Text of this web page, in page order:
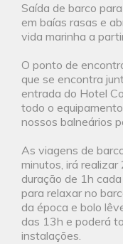
Saída de barco
em baías rasas e
vida marinha a
O ponto de
que se encontra
entrada do Hotel
todo o
nossos balneários
As viagens de
minutos, irá
duração de 1h
para relaxar no
da época e bolo
das 13h e poderá
instalações.